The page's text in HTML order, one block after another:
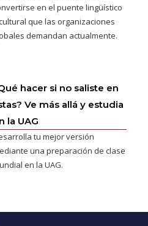
en el puente lingüístico
que las organizaciones
demandan actualmente.
hacer si no saliste en
Ve más allá y estudia
la UAG
tu mejor versión
una preparación de clase
en la UAG.